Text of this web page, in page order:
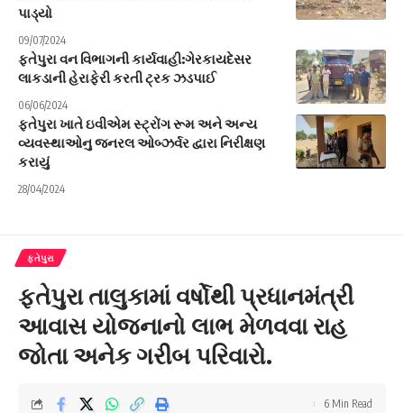
પાડ્યો
09/07/2024
ફતેપુરા વન વિભાગની કાર્યવાહી:ગેરકાયદેસર
લાકડાની હેરાફેરી કરતી ટ્રક ઝડપાઈ
06/06/2024
ફતેપુરા ખાતે ઇવીએમ સ્ટ્રોંગ રૂમ અને અન્ય
વ્યવસ્થાઓનુ જનરલ ઓબ્ઝર્વર દ્વારા નિરીક્ષણ
કરાયું
28/04/2024
ફતેપુરા
ફતેપુરા તાલુકામાં વર્ષોથી પ્રધાનમંત્રી
આવાસ યોજનાનો લાભ મેળવવા રાહ
જોતા અનેક ગરીબ પરિવારો.
6 Min Read